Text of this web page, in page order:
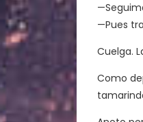
—Pues
Cuelga.
Como